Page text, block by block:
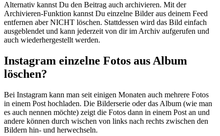
Alternativ kannst Du den Beitrag auch archivieren. Mit der
Archivieren-Funktion kannst Du einzelne Bilder aus deinem Feed
entfernen aber NICHT löschen. Stattdessen wird das Bild einfach
ausgeblendet und kann jederzeit von dir im Archiv aufgerufen und
auch wiederhergestellt werden.
Instagram einzelne Fotos aus Album
löschen?
Bei Instagram kann man seit einigen Monaten auch mehrere Fotos
in einem Post hochladen. Die Bilderserie oder das Album (wie man
es auch nennen möchte) zeigt die Fotos dann in einem Post an und
andere können durch wischen von links nach rechts zwischen den
Bildern hin- und herwechseln.